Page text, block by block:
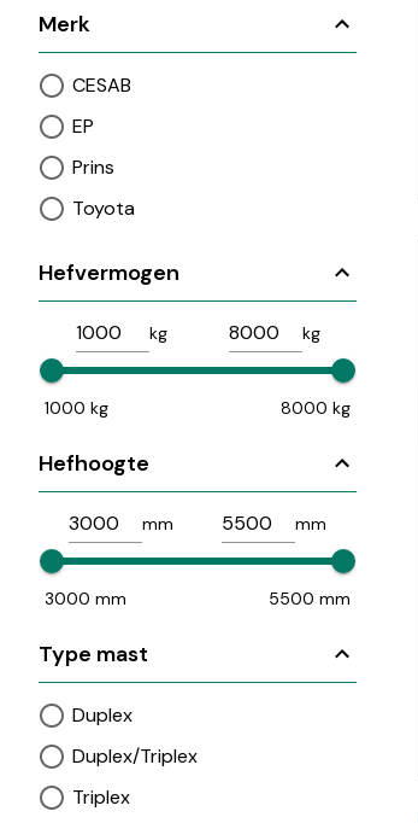
AGV / AMR
Schrobmachines
Veegmachines
Merk
CESAB
EP
Prins
Toyota
Hefvermogen
kg kg
1000 kg 8000 kg
Hefhoogte
mm mm
3000 mm 5500 mm
Type mast
Duplex
Duplex/Triplex
Triplex